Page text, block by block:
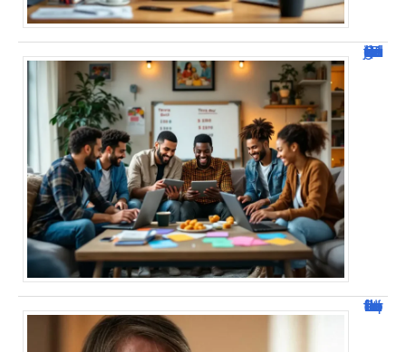
JetPunk : Quiz et jeux de culture générale
Jacques Dutronc fortune : estimation et sources de richesse !